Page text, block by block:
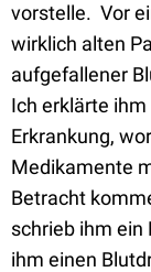
vorstelle. Vor
wirklich alten
aufgefallener
Ich erklärte
Erkrankung,
Medikamente
Betracht
schrieb ihm ein
ihm einen